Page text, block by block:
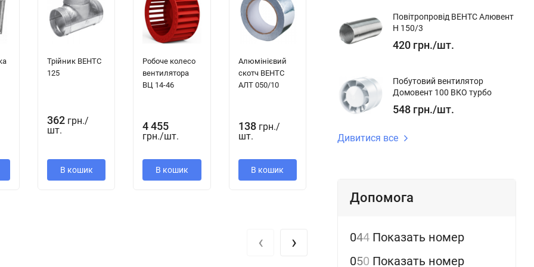
Трійник ВЕНТС
125
362 грн./
шт.
В кошик
Робоче колесо
вентилятора
ВЦ 14-46
4 455
грн./шт.
В кошик
Алюмінієвий
скотч ВЕНТС
АЛТ 050/10
138 грн./
шт.
В кошик
615 грн.
902 грн./шт.
повітропроводі
в ВЕНТС 100
‹ ›
Повітропровід ВЕНТС Алювент
Н 150/3
420 грн./шт.
Побутовий вентилятор
Домовент 100 ВКО турбо
548 грн./шт.
Дивитися все
Допомога
044 Показать номер
050 Показать номер